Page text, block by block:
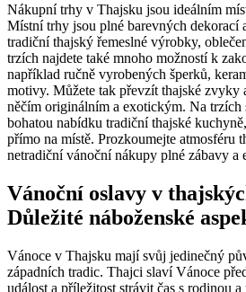
Nákupní trhy v Thajsku jsou ideálním
Místní trhy jsou plné barevných dekorací
tradiční thajský řemeslné výrobky,
trzích najdete také mnoho možností k
například ručně vyrobených šperků,
motivy. Můžete tak převzít thajské zvyky
něčím originálním a exotickým. Na trzích
bohatou nabídku tradiční thajské
přímo na místě. Prozkoumejte atmosféru
netradiční vánoční nákupy plné zábavy a
Vánoční oslavy v
Důležité náboženské
Vánoce v Thajsku mají svůj jedinečný
západních tradic. Thajci slaví Vánoce
událost a příležitost strávit čas s rodinou